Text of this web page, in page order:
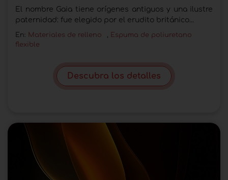
El nombre Gaia tiene orígenes antiguos y una ilustre
paternidad: fue elegido por el erudito británico...
En: Materiales de relleno
Espuma de poliuretano
flexible
Descubra los detalles